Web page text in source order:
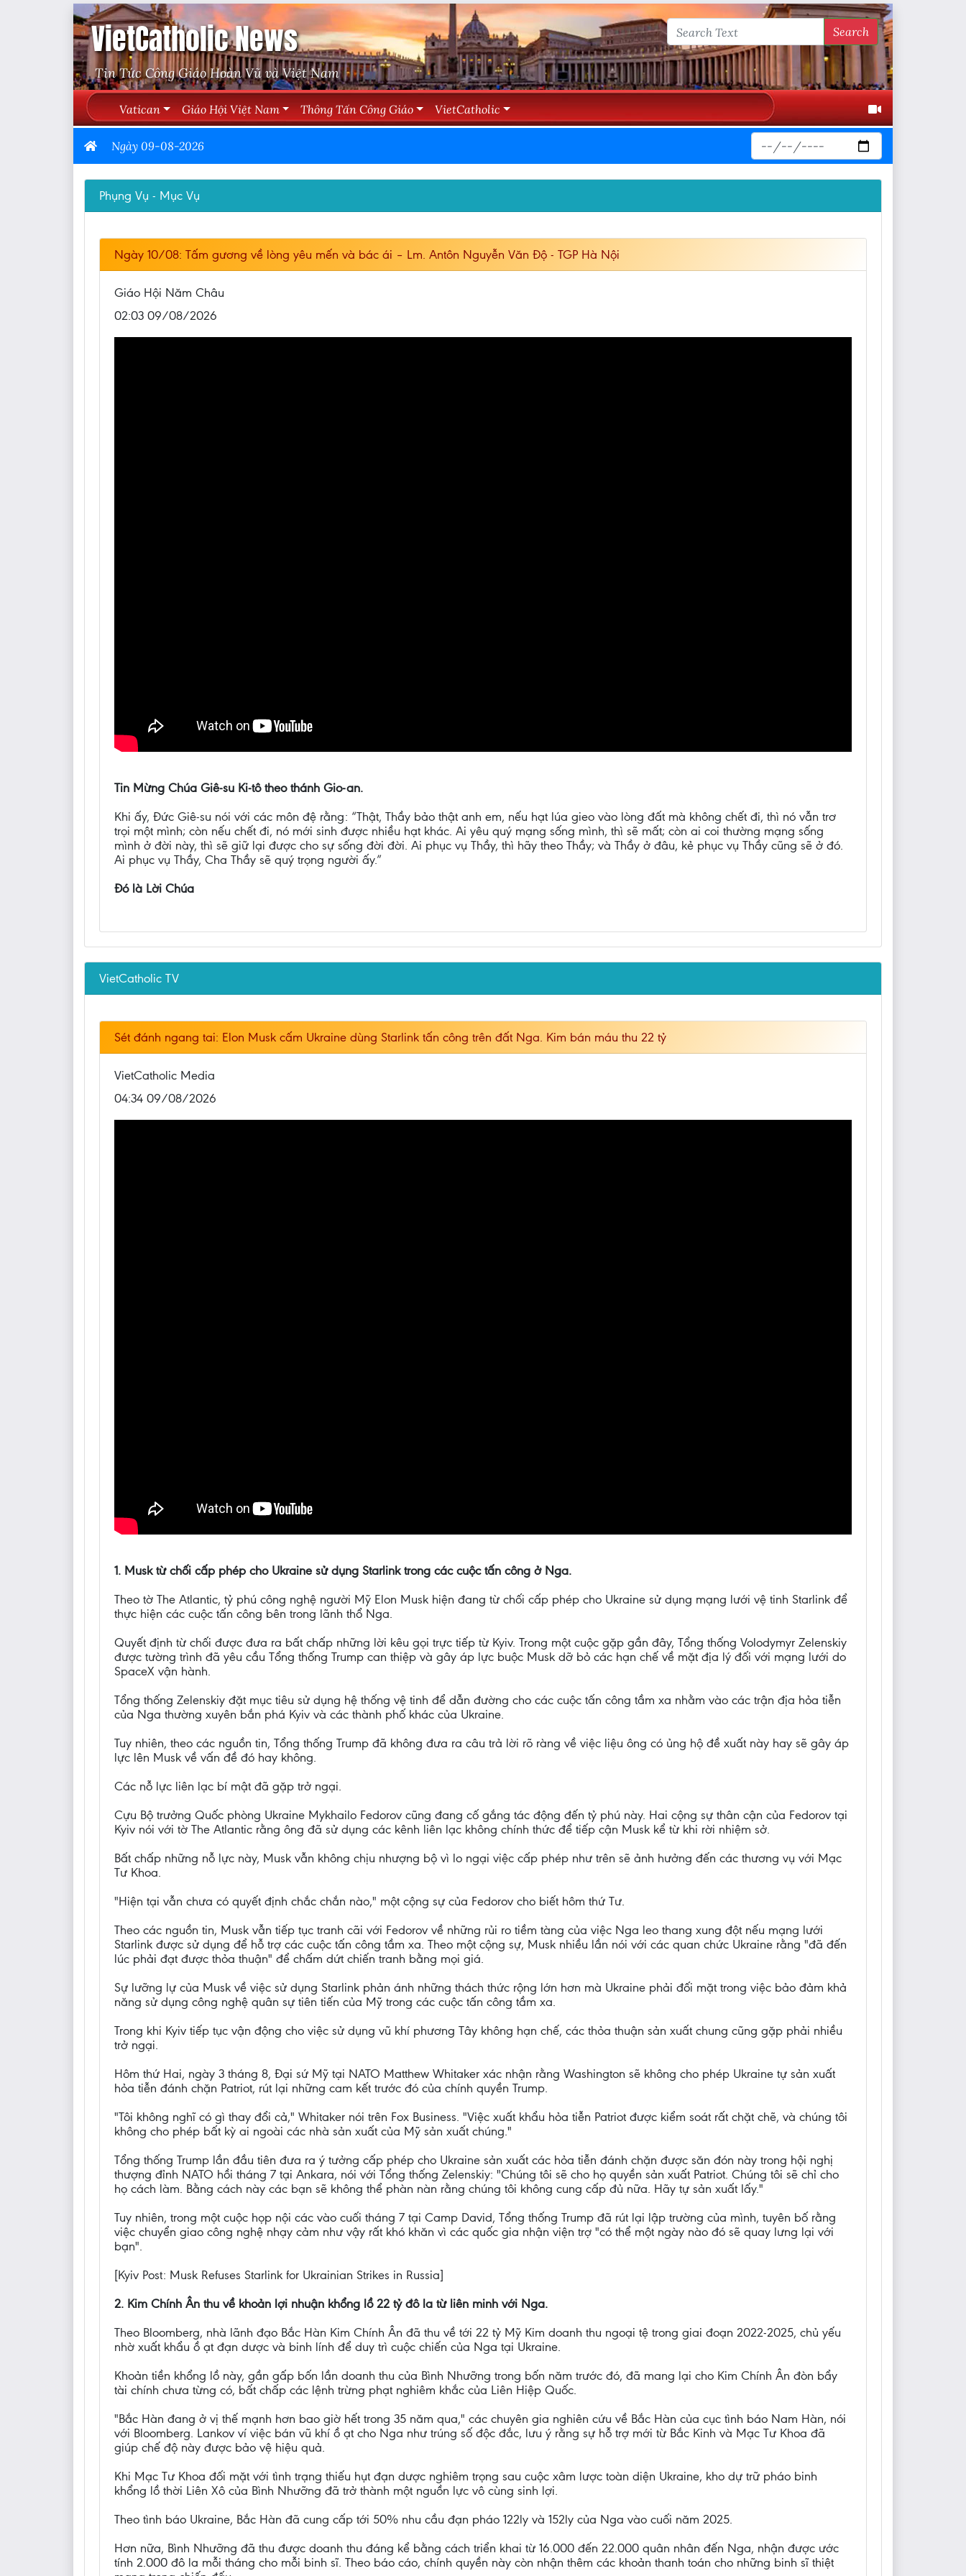
VietCatholic News
Tin Tức Công Giáo Hoàn Vũ và Việt Nam
Search
Vatican Giáo Hội Việt Nam Thông Tấn Công Giáo VietCatholic
Ngày 09-08-2026
Phụng Vụ - Mục Vụ
Ngày 10/08: Tấm gương về lòng yêu mến và bác ái – Lm. Antôn Nguyễn Văn Độ - TGP Hà Nội
Giáo Hội Năm Châu
02:03 09/08/2026
Tin Mừng Chúa Giê-su Ki-tô theo thánh Gio-an.
Khi ấy, Đức Giê-su nói với các môn đệ rằng: “Thật, Thầy bảo thật anh em, nếu hạt lúa gieo vào lòng đất mà không chết đi, thì nó vẫn trơ
trọi một mình; còn nếu chết đi, nó mới sinh được nhiều hạt khác. Ai yêu quý mạng sống mình, thì sẽ mất; còn ai coi thường mạng sống
mình ở đời này, thì sẽ giữ lại được cho sự sống đời đời. Ai phục vụ Thầy, thì hãy theo Thầy; và Thầy ở đâu, kẻ phục vụ Thầy cũng sẽ ở đó.
Ai phục vụ Thầy, Cha Thầy sẽ quý trọng người ấy.”
Đó là Lời Chúa
VietCatholic TV
Sét đánh ngang tai: Elon Musk cấm Ukraine dùng Starlink tấn công trên đất Nga. Kim bán máu thu 22 tỷ
VietCatholic Media
04:34 09/08/2026
1. Musk từ chối cấp phép cho Ukraine sử dụng Starlink trong các cuộc tấn công ở Nga.
Theo tờ The Atlantic, tỷ phú công nghệ người Mỹ Elon Musk hiện đang từ chối cấp phép cho Ukraine sử dụng mạng lưới vệ tinh Starlink để
thực hiện các cuộc tấn công bên trong lãnh thổ Nga.
Quyết định từ chối được đưa ra bất chấp những lời kêu gọi trực tiếp từ Kyiv. Trong một cuộc gặp gần đây, Tổng thống Volodymyr Zelenskiy
được tường trình đã yêu cầu Tổng thống Trump can thiệp và gây áp lực buộc Musk dỡ bỏ các hạn chế về mặt địa lý đối với mạng lưới do
SpaceX vận hành.
Tổng thống Zelenskiy đặt mục tiêu sử dụng hệ thống vệ tinh để dẫn đường cho các cuộc tấn công tầm xa nhằm vào các trận địa hỏa tiễn
của Nga thường xuyên bắn phá Kyiv và các thành phố khác của Ukraine.
Tuy nhiên, theo các nguồn tin, Tổng thống Trump đã không đưa ra câu trả lời rõ ràng về việc liệu ông có ủng hộ đề xuất này hay sẽ gây áp
lực lên Musk về vấn đề đó hay không.
Các nỗ lực liên lạc bí mật đã gặp trở ngại.
Cựu Bộ trưởng Quốc phòng Ukraine Mykhailo Fedorov cũng đang cố gắng tác động đến tỷ phú này. Hai cộng sự thân cận của Fedorov tại
Kyiv nói với tờ The Atlantic rằng ông đã sử dụng các kênh liên lạc không chính thức để tiếp cận Musk kể từ khi rời nhiệm sở.
Bất chấp những nỗ lực này, Musk vẫn không chịu nhượng bộ vì lo ngại việc cấp phép như trên sẽ ảnh hưởng đến các thương vụ với Mạc
Tư Khoa.
"Hiện tại vẫn chưa có quyết định chắc chắn nào," một cộng sự của Fedorov cho biết hôm thứ Tư.
Theo các nguồn tin, Musk vẫn tiếp tục tranh cãi với Fedorov về những rủi ro tiềm tàng của việc Nga leo thang xung đột nếu mạng lưới
Starlink được sử dụng để hỗ trợ các cuộc tấn công tầm xa. Theo một cộng sự, Musk nhiều lần nói với các quan chức Ukraine rằng "đã đến
lúc phải đạt được thỏa thuận" để chấm dứt chiến tranh bằng mọi giá.
Sự lưỡng lự của Musk về việc sử dụng Starlink phản ánh những thách thức rộng lớn hơn mà Ukraine phải đối mặt trong việc bảo đảm khả
năng sử dụng công nghệ quân sự tiên tiến của Mỹ trong các cuộc tấn công tầm xa.
Trong khi Kyiv tiếp tục vận động cho việc sử dụng vũ khí phương Tây không hạn chế, các thỏa thuận sản xuất chung cũng gặp phải nhiều
trở ngại.
Hôm thứ Hai, ngày 3 tháng 8, Đại sứ Mỹ tại NATO Matthew Whitaker xác nhận rằng Washington sẽ không cho phép Ukraine tự sản xuất
hỏa tiễn đánh chặn Patriot, rút lại những cam kết trước đó của chính quyền Trump.
"Tôi không nghĩ có gì thay đổi cả," Whitaker nói trên Fox Business. "Việc xuất khẩu hỏa tiễn Patriot được kiểm soát rất chặt chẽ, và chúng tôi
không cho phép bất kỳ ai ngoài các nhà sản xuất của Mỹ sản xuất chúng."
Tổng thống Trump lần đầu tiên đưa ra ý tưởng cấp phép cho Ukraine sản xuất các hỏa tiễn đánh chặn được săn đón này trong hội nghị
thượng đỉnh NATO hồi tháng 7 tại Ankara, nói với Tổng thống Zelenskiy: "Chúng tôi sẽ cho họ quyền sản xuất Patriot. Chúng tôi sẽ chỉ cho
họ cách làm. Bằng cách này các bạn sẽ không thể phàn nàn rằng chúng tôi không cung cấp đủ nữa. Hãy tự sản xuất lấy."
Tuy nhiên, trong một cuộc họp nội các vào cuối tháng 7 tại Camp David, Tổng thống Trump đã rút lại lập trường của mình, tuyên bố rằng
việc chuyển giao công nghệ nhạy cảm như vậy rất khó khăn vì các quốc gia nhận viện trợ "có thể một ngày nào đó sẽ quay lưng lại với
bạn".
[Kyiv Post: Musk Refuses Starlink for Ukrainian Strikes in Russia]
2. Kim Chính Ân thu về khoản lợi nhuận khổng lồ 22 tỷ đô la từ liên minh với Nga.
Theo Bloomberg, nhà lãnh đạo Bắc Hàn Kim Chính Ân đã thu về tới 22 tỷ Mỹ Kim doanh thu ngoại tệ trong giai đoạn 2022-2025, chủ yếu
nhờ xuất khẩu ồ ạt đạn dược và binh lính để duy trì cuộc chiến của Nga tại Ukraine.
Khoản tiền khổng lồ này, gần gấp bốn lần doanh thu của Bình Nhưỡng trong bốn năm trước đó, đã mang lại cho Kim Chính Ân đòn bẩy
tài chính chưa từng có, bất chấp các lệnh trừng phạt nghiêm khắc của Liên Hiệp Quốc.
"Bắc Hàn đang ở vị thế mạnh hơn bao giờ hết trong 35 năm qua," các chuyên gia nghiên cứu về Bắc Hàn của cục tình báo Nam Hàn, nói
với Bloomberg. Lankov ví việc bán vũ khí ồ ạt cho Nga như trúng số độc đắc, lưu ý rằng sự hỗ trợ mới từ Bắc Kinh và Mạc Tư Khoa đã
giúp chế độ này được bảo vệ hiệu quả.
Khi Mạc Tư Khoa đối mặt với tình trạng thiếu hụt đạn dược nghiêm trọng sau cuộc xâm lược toàn diện Ukraine, kho dự trữ pháo binh
khổng lồ thời Liên Xô của Bình Nhưỡng đã trở thành một nguồn lực vô cùng sinh lợi.
Theo tình báo Ukraine, Bắc Hàn đã cung cấp tới 50% nhu cầu đạn pháo 122ly và 152ly của Nga vào cuối năm 2025.
Hơn nữa, Bình Nhưỡng đã thu được doanh thu đáng kể bằng cách triển khai từ 16.000 đến 22.000 quân nhân đến Nga, nhận được ước
tính 2.000 đô la mỗi tháng cho mỗi binh sĩ. Theo báo cáo, chính quyền này còn nhận thêm các khoản thanh toán cho những binh sĩ thiệt